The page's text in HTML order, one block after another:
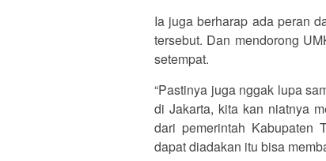
Ia juga berharap ada peran
tersebut. Dan mendorong
setempat.
“Pastinya juga nggak lupa
di Jakarta, kita kan niatnya
dari pemerintah Kabupaten
dapat diadakan itu bisa